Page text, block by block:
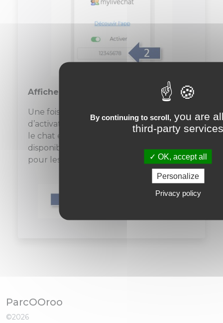
Afficher le chat
Une fois la clé collée dans la zone
d’activation, vous n’avez plus rien à faire,
le chat est automatiquement visible et
disponible pour les formateurs comme
pour les apprenants (3).
ParcOOroo
©2026
By continuing to scroll,
you are
third-party services
OK, accept all
Personalize
Privacy policy